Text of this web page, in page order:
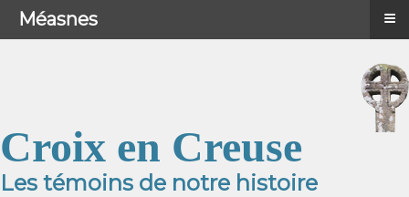
Croix en Creuse
Les témoins de notre histoire
Menu ≡
Méasnes ≡